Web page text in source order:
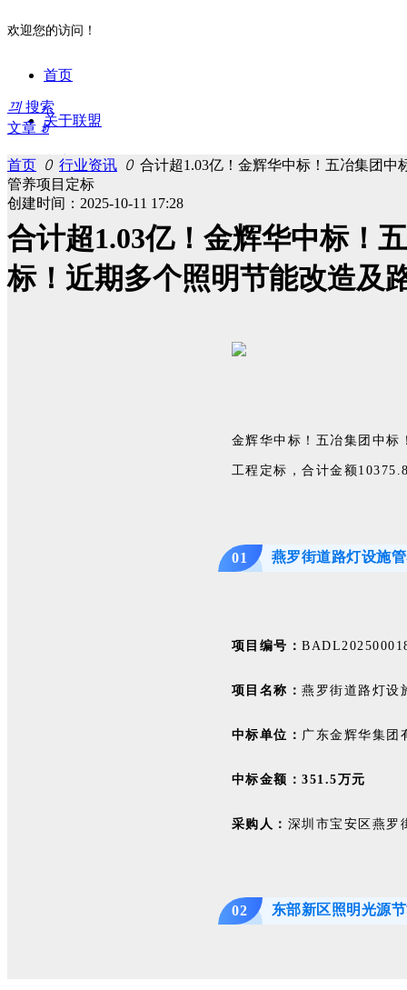
欢迎您的访问！
首页
关于联盟
联盟简介
理事/会员
联系我们
中青赛
最新赛事
过往赛事
高质量论坛
最新内容
标准制定
끠 搜索
文章 ꀁ
文章
首页 ꄲ 行业资讯 ꄲ 合计超1.03亿！金辉华中标！五冶集团
管养项目定标
创建时间： 2025-10-11 17:28
合计超1.03亿！金辉华中标！
标！近期多个照明节能改造及
金辉华中标！五冶集团中标
工程定标，合计金额
01 燕罗街道路灯设施
项目编号：
项目名称： 燕罗街道路灯设
中标单位： 广东金辉华集团
中标金额：351.5万元
采购人： 深圳市宝安区燕罗
02 东部新区照明光源